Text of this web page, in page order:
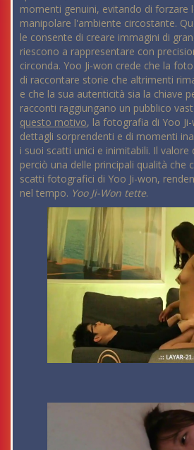
momenti genuini, evitando di forzare
manipolare l'ambiente circostante.
le consente di creare immagini di
riescono a rappresentare con
circonda. Yoo Ji-won crede che la
di raccontare storie che altrimenti
e che la sua autenticità sia la chiave
racconti raggiungano un pubblico
questo motivo, la fotografia di Yoo
dettagli sorprendenti e di momenti
i suoi scatti unici e inimitabili. Il valore
perciò una delle principali qualità che
scatti fotografici di Yoo Ji-won,
nel tempo. Yoo Ji-Won tette.